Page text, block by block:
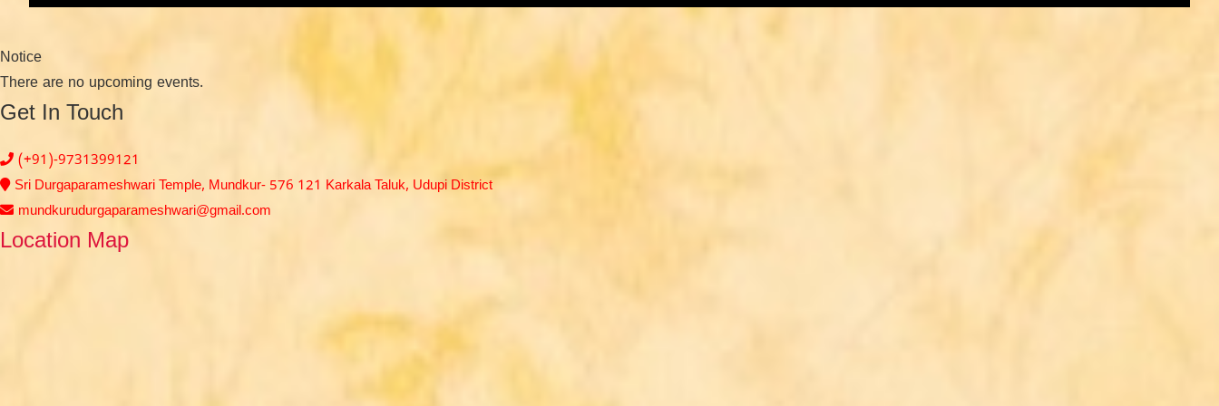
Notice
There are no upcoming events.
Get In Touch
(+91)-9731399121
Sri Durgaparameshwari Temple, Mundkur- 576 121 Karkala Taluk, Udupi District
mundkurudurgaparameshwari@gmail.com
Location Map